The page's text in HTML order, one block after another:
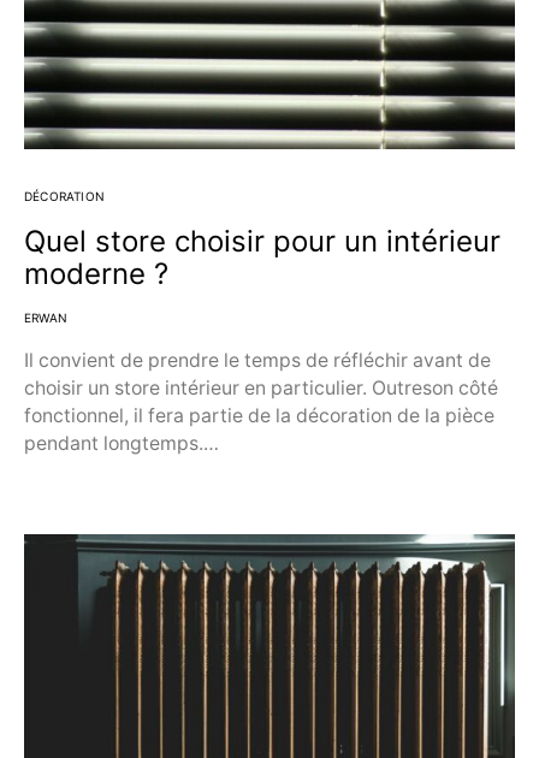
DÉCORATION
Quel store choisir pour un intérieur
moderne ?
ERWAN
Il convient de prendre le temps de réfléchir avant de
choisir un store intérieur en particulier. Outreson côté
fonctionnel, il fera partie de la décoration de la pièce
pendant longtemps.…